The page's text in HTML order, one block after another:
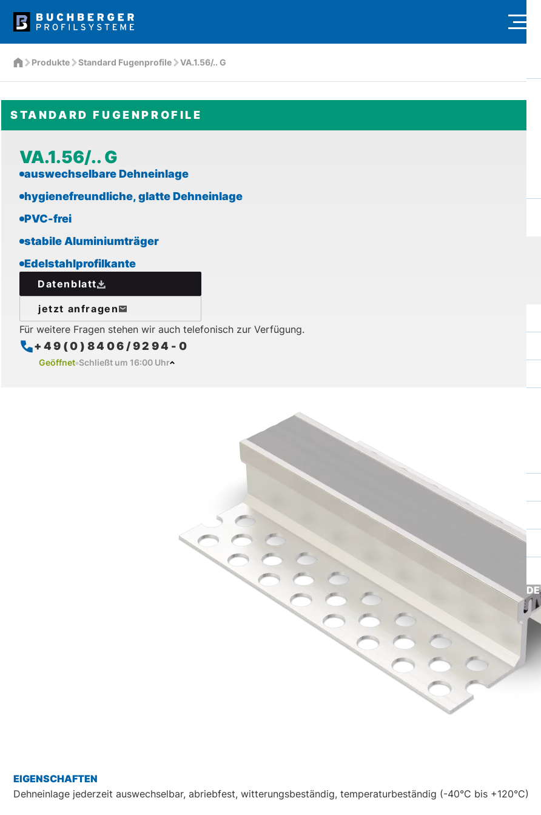
DE
Produkte Standard Fugenprofile VA.1.56/.. G
STANDARD FUGENPROFILE
VA.1.56/.. G
auswechselbare Dehneinlage
hygienefreundliche, glatte Dehneinlage
PVC-frei
stabile Aluminiumträger
Edelstahlprofilkante
Datenblatt
jetzt anfragen
Für weitere Fragen stehen wir auch telefonisch zur Verfügung.
+49(0)8406/9294-0
Geöffnet Schließt um 16:00 Uhr
EIGENSCHAFTEN
Dehneinlage jederzeit auswechselbar, abriebfest, witterungsbeständig, temperaturbeständig (-40°C bis +120°C)